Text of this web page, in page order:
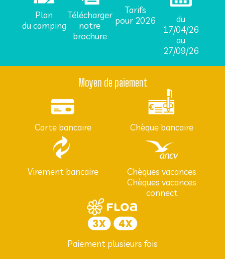
Plan
du camping
Télécharger
notre
brochure
Tarifs
pour 2026
du
17/04/26
au
27/09/26
Moyen de paiement
Carte bancaire Chèque bancaire
Virement bancaire
Chèques vacances
Chèques vacances
connect
Paiement plusieurs fois